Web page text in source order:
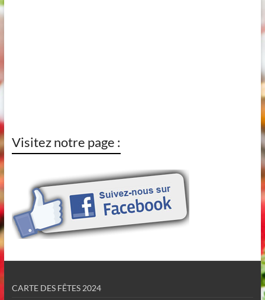
Visitez notre page :
CARTE DES FÊTES 2024